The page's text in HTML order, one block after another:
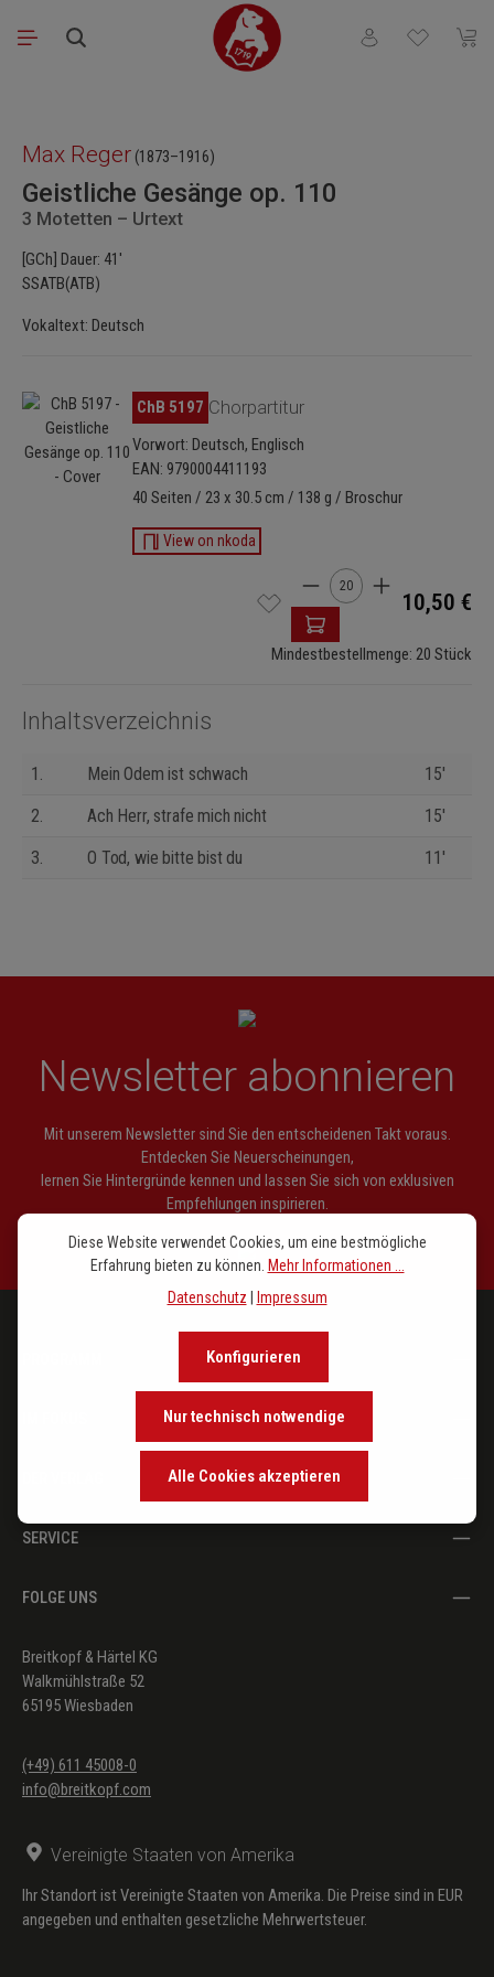
Zum Hauptinhalt springen
Du hast 0
Max Reger (1873–1916)
Geistliche Gesänge op. 110
3 Motetten – Urtext
[GCh] Dauer: 41'
SSATB(ATB)
Vokaltext: Deutsch
Bildergalerie überspringen
ChB 5197 Chorpartitur
Vorwort: Deutsch, Englisch
EAN: 9790004411193
40 Seiten / 23 x 30.5 cm / 138 g / Broschur
View on nkoda
Produkt Anzahl: Gib
10,50 €
Mindestbestellmenge: 20 Stück
Inhaltsverzeichnis
1. Mein Odem ist schwach
15'
2.
Ach Herr, strafe mich nicht
15'
3.
O Tod, wie bitte bist du 11'
Newsletter abonnieren
Mit unserem Newsletter sind Sie den entscheidenen Takt voraus.
Entdecken Sie Neuerscheinungen,
lernen Sie Hintergründe kennen und lassen Sie sich von exklusiven
Empfehlungen inspirieren.
SERVICE
FOLGE UNS
Breitkopf & Härtel KG
Walkmühlstraße 52
65195 Wiesbaden
(+49) 611 45008-0
info@breitkopf.com
Vereinigte Staaten von Amerika
Ihr Standort ist Vereinigte Staaten von Amerika. Die Preise sind in EUR
angegeben und enthalten gesetzliche Mehrwertsteuer.
Diese Website verwendet Cookies, um eine bestmögliche
Erfahrung bieten zu können. Mehr Informationen ...
Datenschutz
Impressum
Nur technisch notwendige
Konfigurieren
Alle Cookies akzeptieren